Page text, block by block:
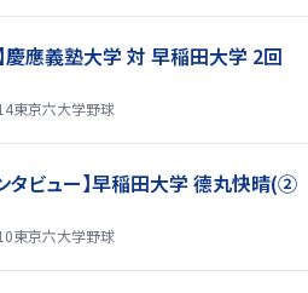
慶應義塾大学 対 早稲田大学 2回
東京六大学野球
タビュー】早稲田大学 德丸快晴(②
東京六大学野球